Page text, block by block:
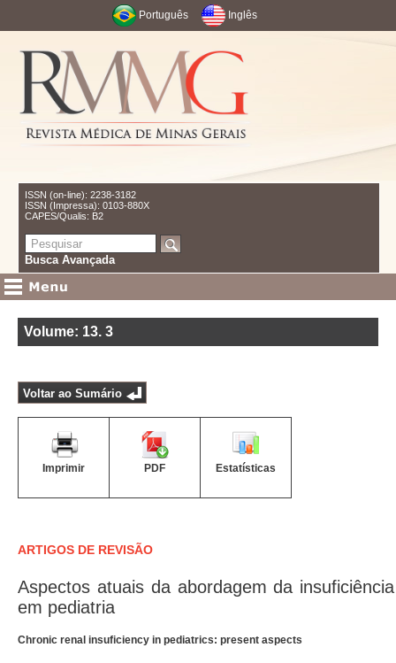
Português Inglês
ISSN (on-line): 2238-3182
ISSN (Impressa): 0103-880X
CAPES/Qualis: B2
Busca Avançada
Volume: 13. 3
Voltar ao Sumário
Imprimir PDF Estatísticas
ARTIGOS DE REVISÃO
Aspectos atuais da abordagem da
em pediatria
Chronic renal insuficiency in pediatrics: present aspects